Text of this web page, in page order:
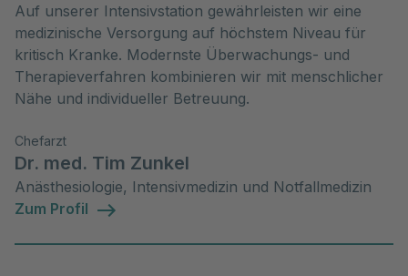
Auf unserer Intensivstation gewährleisten wir eine
medizinische Versorgung auf höchstem Niveau für
kritisch Kranke. Modernste Überwachungs- und
Therapieverfahren kombinieren wir mit menschlicher
Nähe und individueller Betreuung.
Chefarzt
Dr. med. Tim Zunkel
Anästhesiologie, Intensivmedizin und Notfallmedizin
Zum Profil